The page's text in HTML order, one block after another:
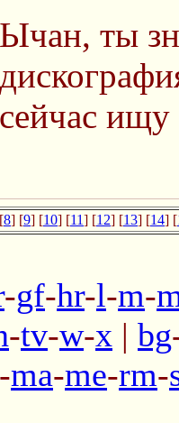
Ычан, ты
сейчас ищу
8] [9] [10] [11] [12] [13] [14] [
-gf-hr-l-m-
-tv-w-x | bg
-ma-me-rm-